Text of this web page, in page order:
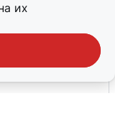
их